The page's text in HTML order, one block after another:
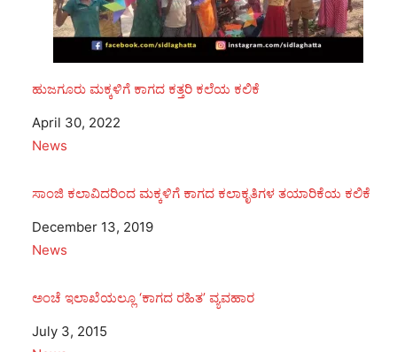
ಹುಜಗೂರು ಮಕ್ಕಳಿಗೆ ಕಾಗದ ಕತ್ತರಿ ಕಲೆಯ ಕಲಿಕೆ
Date
April 30, 2022
In relation to
News
ಸಾಂಜಿ ಕಲಾವಿದರಿಂದ ಮಕ್ಕಳಿಗೆ ಕಾಗದ ಕಲಾಕೃತಿಗಳ ತಯಾರಿಕೆಯ ಕಲಿಕೆ
Date
December 13, 2019
In relation to
News
ಅಂಚೆ ಇಲಾಖೆಯಲ್ಲೂ ‘ಕಾಗದ ರಹಿತ’ ವ್ಯವಹಾರ
Date
July 3, 2015